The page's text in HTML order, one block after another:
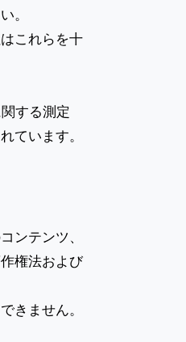
。
これらを十
する測定
ています。
ンテンツ、
権法および
きません。